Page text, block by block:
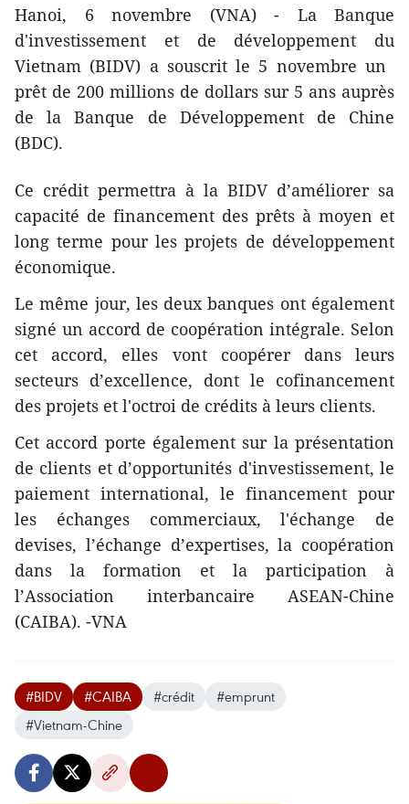
Hanoi, 6 novembre (VNA) - La Banque
d'investissement et de développement du
Vietnam (BIDV) a souscrit le 5 novembre un ​
prêt de 200 millions de dollars ​sur 5 ans auprès
de la Banque de Développement de Chine
(BDC).
Ce crédit permettra à la BIDV d’améliorer sa
capacité de financement des prêts à moyen et
long terme pour les projets de développement
économique.
Le même jour, les deux banques ont également
signé un accord de coopération intégrale. Selon
cet accord, elles vont coopérer dans leurs
secteurs d’excellence, dont le cofinancement
des projets et l'octroi de crédits à leurs clients.
Cet accord porte également sur la présentation
de clients et d’opportunités d'investissement, le
paiement international, le financement pour
les échanges commerciaux, l'échange de
devises, l’échange d’expertises, la coopération
dans la formation et la participation à
l’Association interbancaire ASEAN-Chine
(CAIBA). -VNA
#BIDV #CAIBA #crédit
#emprunt
#Vietnam-Chine